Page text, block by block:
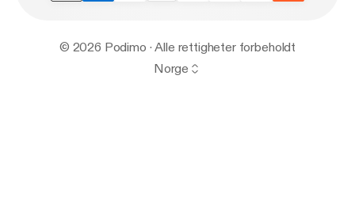
© 2026 Podimo · Alle rettigheter forbeholdt
Norge